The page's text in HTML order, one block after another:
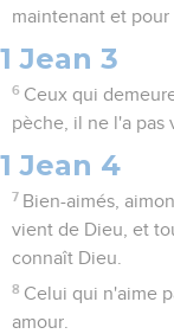
maintenant et
1 Jean 3
6 Ceux qui
pèche, il ne l'a pas
1 Jean 4
7 Bien-aimés,
vient de Dieu, et
connaît Dieu.
8 Celui qui n'aime
amour.